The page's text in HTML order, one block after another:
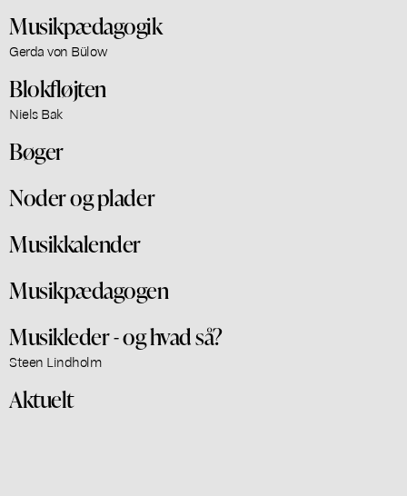
Musikpædagogik
Gerda von Bülow
Blokfløjten
Niels Bak
Bøger
Noder og plader
Musikkalender
Musikpædagogen
Musikleder - og hvad så?
Steen Lindholm
Aktuelt